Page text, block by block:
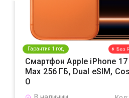
Гарантия 1 год
Смартфон Apple iPhone 17
Max 256 ГБ, Dual eSIM,
O